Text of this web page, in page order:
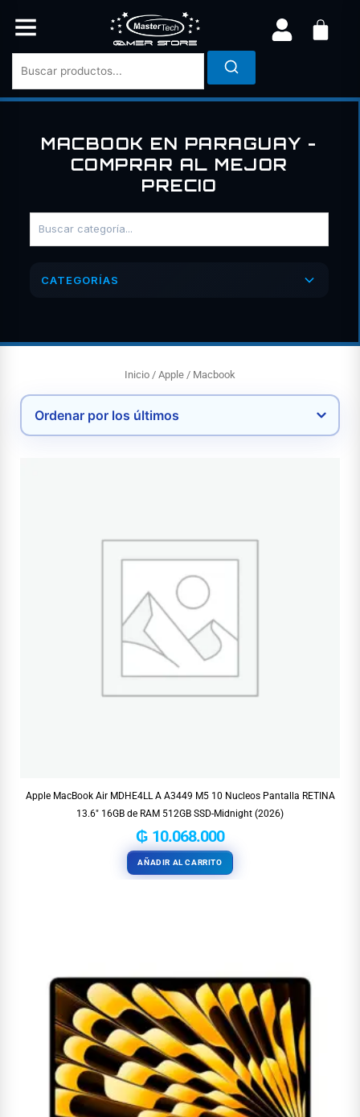
MACBOOK EN PARAGUAY -
COMPRAR AL MEJOR
PRECIO
CATEGORÍAS
Inicio / Apple / Macbook
Apple MacBook Air MDHE4LL A A3449 M5 10 Nucleos Pantalla RETINA
13.6″ 16GB de RAM 512GB SSD-Midnight (2026)
₲ 10.068.000
AÑADIR AL CARRITO